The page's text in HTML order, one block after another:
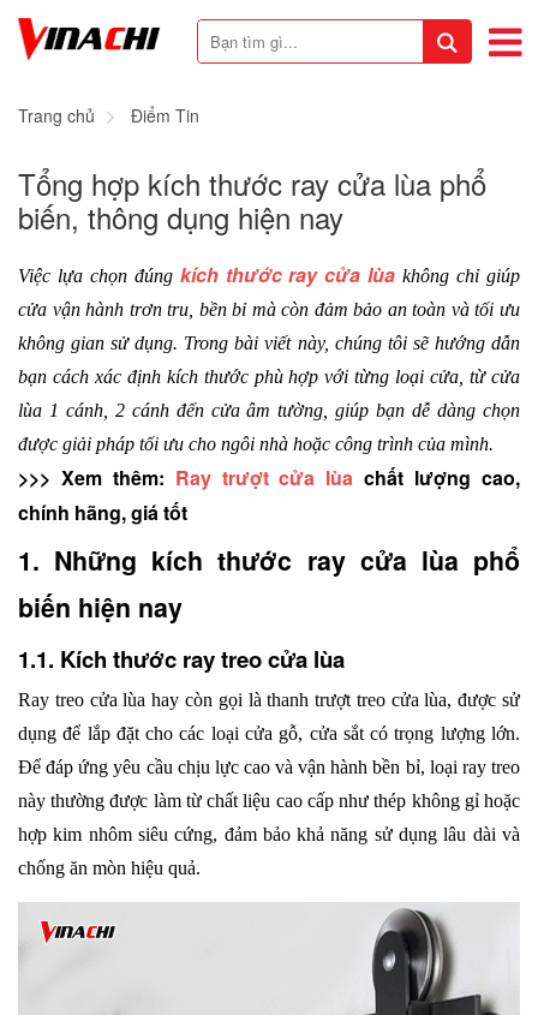
Trang chủ Điểm Tin
Tổng hợp kích thước ray cửa lùa phổ
biến, thông dụng hiện nay
Việc lựa chọn đúng kích thước ray cửa lùa không chỉ giúp
cửa vận hành trơn tru, bền bỉ mà còn đảm bảo an toàn và tối ưu
không gian sử dụng. Trong bài viết này, chúng tôi sẽ hướng dẫn
bạn cách xác định kích thước phù hợp với từng loại cửa, từ cửa
lùa 1 cánh, 2 cánh đến cửa âm tường, giúp bạn dễ dàng chọn
được giải pháp tối ưu cho ngôi nhà hoặc công trình của mình.
>>> Xem thêm: Ray trượt cửa lùa chất lượng cao,
chính hãng, giá tốt
1. Những kích thước ray cửa lùa phổ
biến hiện nay
1.1. Kích thước ray treo cửa lùa
Ray treo cửa lùa hay còn gọi là thanh trượt treo cửa lùa, được sử
dụng để lắp đặt cho các loại cửa gỗ, cửa sắt có trọng lượng lớn.
Để đáp ứng yêu cầu chịu lực cao và vận hành bền bỉ, loại ray treo
này thường được làm từ chất liệu cao cấp như thép không gỉ hoặc
hợp kim nhôm siêu cứng, đảm bảo khả năng sử dụng lâu dài và
chống ăn mòn hiệu quả.